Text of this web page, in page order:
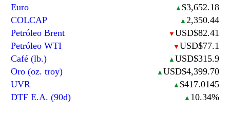
Euro
▲ $3,652.18
COLCAP
▲ 2,350.44
Petróleo Brent
▼ USD$82.41
Petróleo WTI
▼ USD$77.1
Café (lb.)
▲ USD$315.9
Oro (oz. troy)
▲ USD$4,399.70
UVR
▲ $417.0145
DTF E.A. (90d)
▲ 10.34%